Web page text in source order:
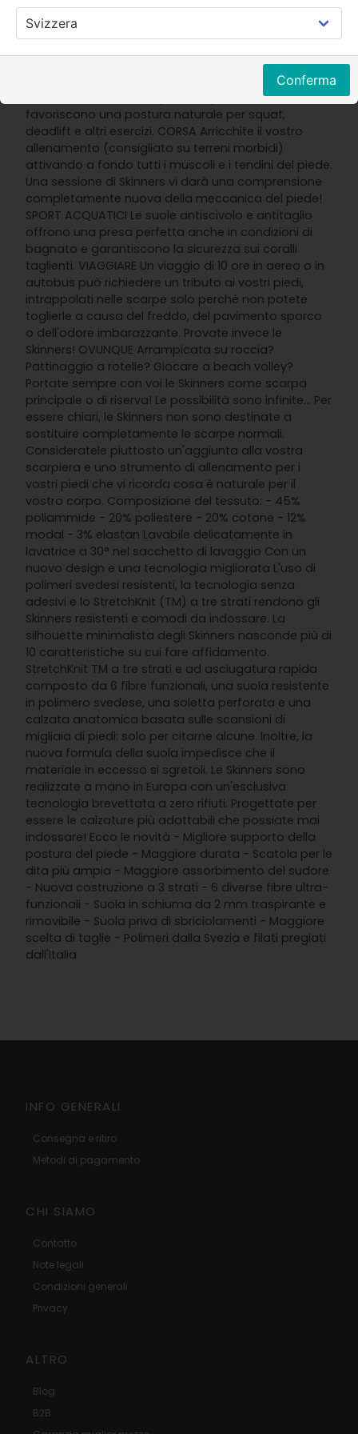
ciclismo, ecc.). CORSA ED ESCURSIONISMO Allunga e
corpo, attivano ogni muscolo e tendine e lasciano
che i vostri piedi facciano il loro dovere. PALESTRA Le
suole antitraccia sono perfette per l'uso al chiuso e
favoriscono una postura naturale per squat,
deadlift e altri esercizi. CORSA Arricchite il vostro
allenamento (consigliato su terreni morbidi)
attivando a fondo tutti i muscoli e i tendini del piede.
Una sessione di Skinners vi darà una comprensione
completamente nuova della meccanica del piede!
SPORT ACQUATICI Le suole antiscivolo e antitaglio
offrono una presa perfetta anche in condizioni di
bagnato e garantiscono la sicurezza sui coralli
taglienti. VIAGGIARE Un viaggio di 10 ore in aereo o in
autobus può richiedere un tributo ai vostri piedi,
intrappolati nelle scarpe solo perché non potete
toglierle a causa del freddo, del pavimento sporco
o dell'odore imbarazzante. Provate invece le
Skinners! OVUNQUE Arrampicata su roccia?
Pattinaggio a rotelle? Giocare a beach volley?
Portate sempre con voi le Skinners come scarpa
principale o di riserva! Le possibilità sono infinite... Per
essere chiari, le Skinners non sono destinate a
sostituire completamente le scarpe normali.
Consideratele piuttosto un'aggiunta alla vostra
scarpiera e uno strumento di allenamento per i
vostri piedi che vi ricorda cosa è naturale per il
vostro corpo. Composizione del tessuto: - 45%
poliammide - 20% poliestere - 20% cotone - 12%
modal - 3% elastan Lavabile delicatamente in
lavatrice a 30° nel sacchetto di lavaggio Con un
nuovo design e una tecnologia migliorata L'uso di
polimeri svedesi resistenti, la tecnologia senza
adesivi e lo StretchKnit (TM) a tre strati rendono gli
Skinners resistenti e comodi da indossare. La
silhouette minimalista degli Skinners nasconde più di
10 caratteristiche su cui fare affidamento.
StretchKnit TM a tre strati e ad asciugatura rapida
composto da 6 fibre funzionali, una suola resistente
in polimero svedese, una soletta perforata e una
calzata anatomica basata sulle scansioni di
migliaia di piedi: solo per citarne alcune. Inoltre, la
nuova formula della suola impedisce che il
materiale in eccesso si sgretoli. Le Skinners sono
realizzate a mano in Europa con un'esclusiva
tecnologia brevettata a zero rifiuti. Progettate per
essere le calzature più adattabili che possiate mai
indossare! Ecco le novità - Migliore supporto della
postura del piede - Maggiore durata - Scatola per le
dita più ampia - Maggiore assorbimento del sudore
- Nuova costruzione a 3 strati - 6 diverse fibre ultra-
funzionali - Suola in schiuma da 2 mm traspirante e
rimovibile - Suola priva di sbriciolamenti - Maggiore
scelta di taglie - Polimeri dalla Svezia e filati pregiati
dall'Italia
INFO GENERALI
Consegna e ritiro
Metodi di pagamento
CHI SIAMO
Contatto
Note legali
Condizioni generali
Privacy
ALTRO
Blog
B2B
Conferma